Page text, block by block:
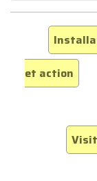
et action